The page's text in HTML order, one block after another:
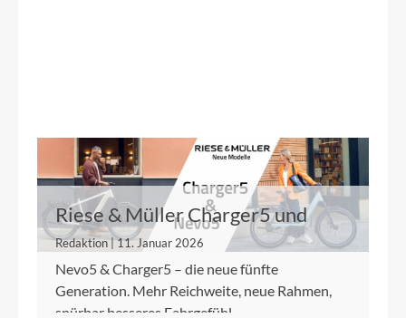
Riese & Müller Charger5 und
Nevo5
Redaktion | 11. Januar 2026
Nevo5 & Charger5 – die neue fünfte
Generation. Mehr Reichweite, neue Rahmen,
spürbar besseres Fahrgefühl.